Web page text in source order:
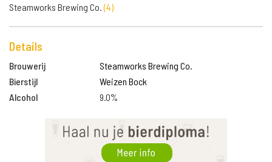
Steamworks Brewing Co.(4)
Details
Brouwerij
Steamworks Brewing Co.
Bierstijl
Weizen Bock
Alcohol
9.0%